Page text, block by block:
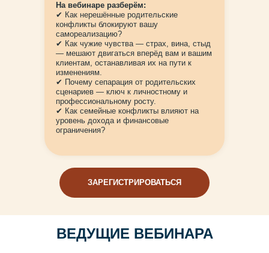
ЗАРЕГИСТРИРОВАТЬСЯ
На вебинаре разберём:
✔ Как нерешённые родительские
конфликты блокируют вашу
самореализацию?
✔ Как чужие чувства — страх, вина, стыд
— мешают двигаться вперёд вам и вашим
клиентам, останавливая их на пути к
изменениям.
✔ Почему сепарация от родительских
сценариев — ключ к личностному и
профессиональному росту.
✔ Как семейные конфликты влияют на
уровень дохода и финансовые
ограничения?
ВЕДУЩИЕ ВЕБИНАРА